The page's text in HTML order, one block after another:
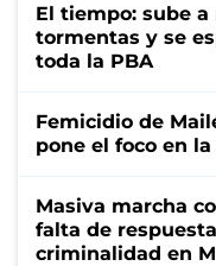
El tiempo: sube
tormentas y se
toda la PBA
Femicidio de
pone el foco en
Masiva marcha
falta de
criminalidad en